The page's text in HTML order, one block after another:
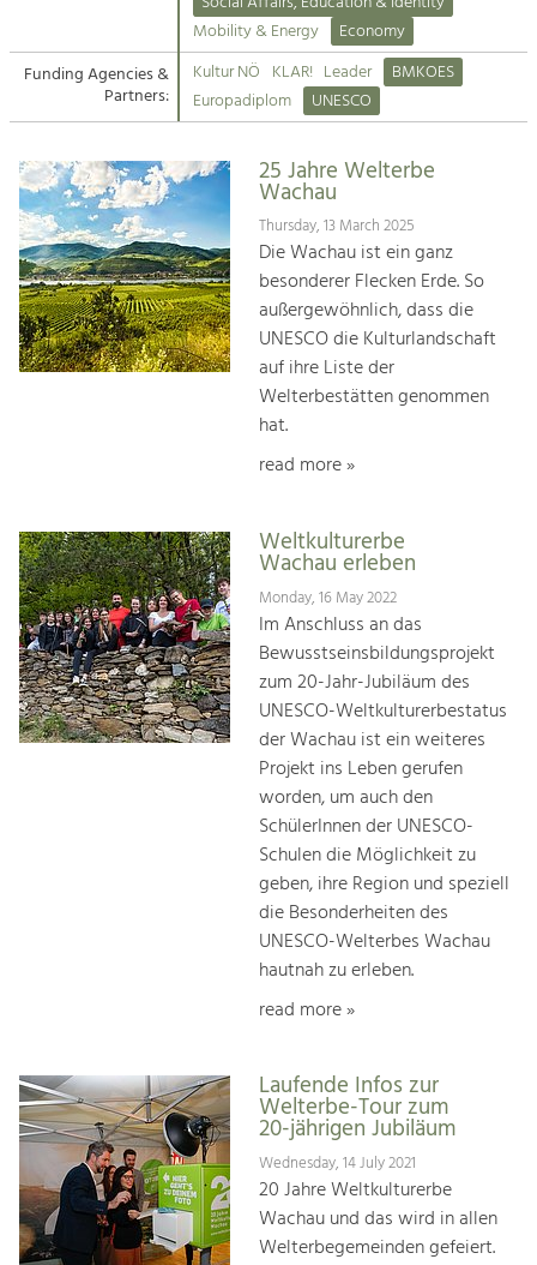
Suche
Impressum
Kontakt
Tourism
Offer Development and Positioning
Art & Culture
Crafts, Science and Research.
Social Affairs, Education
& Identity
Equality, Youth and Integration.
Climate Change, Public Transport and
Increase in Regional Value Added.
Mobility & Energy
Economy
Funding Agencies &
Partners:
Kultur NÖ KLAR! Leader
BMKOES
Europadiplom
UNESCO
25 Jahre Welterbe
Wachau
Thursday, 13 March 2025
Die Wachau ist ein ganz
besonderer Flecken Erde. So
außergewöhnlich, dass die
UNESCO die Kulturlandschaft
auf ihre Liste der
Welterbestätten genommen
hat.
read more »
Weltkulturerbe
Wachau erleben
Monday, 16 May 2022
Im Anschluss an das
Bewusstseinsbildungsprojekt
zum 20-Jahr-Jubiläum des
UNESCO-Weltkulturerbestatus
der Wachau ist ein weiteres
Projekt ins Leben gerufen
worden, um auch den
SchülerInnen der UNESCO-
Schulen die Möglichkeit zu
geben, ihre Region und speziell
die Besonderheiten des
UNESCO-Welterbes Wachau
hautnah zu erleben.
read more »
Laufende Infos zur
Welterbe-Tour zum
20-jährigen Jubiläum
Wednesday, 14 July 2021
20 Jahre Weltkulturerbe
Wachau und das wird in allen
Welterbegemeinden gefeiert.